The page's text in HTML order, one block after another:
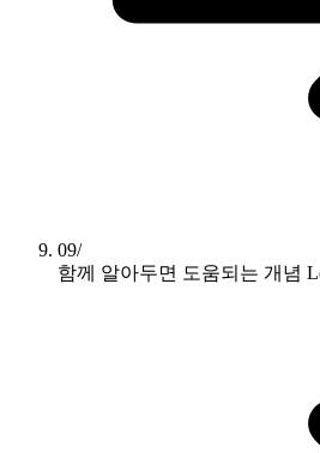
09/
함께 알아두면 도움되는 개념